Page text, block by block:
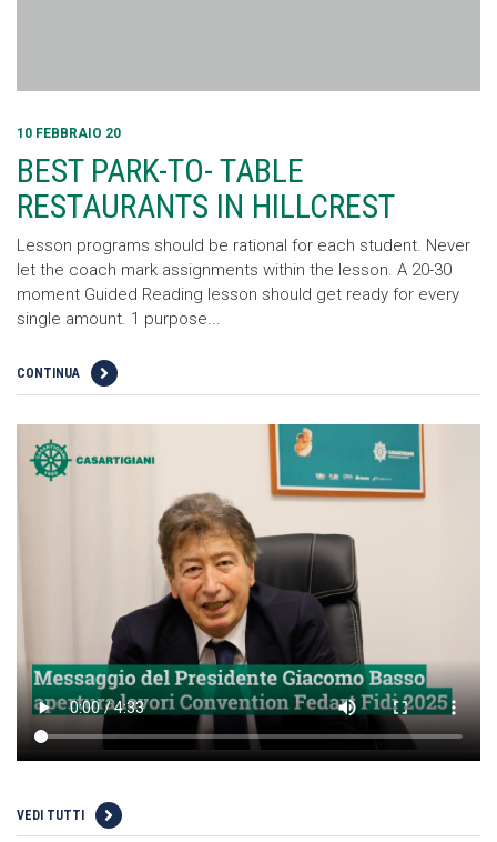
10 FEBBRAIO 20
BEST PARK-TO- TABLE
RESTAURANTS IN HILLCREST
Lesson programs should be rational for each student. Never
let the coach mark assignments within the lesson. A 20-30
moment Guided Reading lesson should get ready for every
single amount. 1 purpose...
CONTINUA
VEDI TUTTI